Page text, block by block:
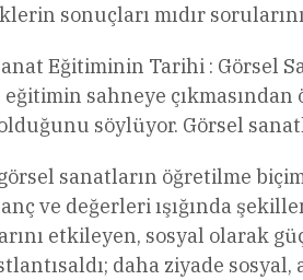
sonuçları mıdır
Eğitiminin Tarihi : Görsel
sahneye
söylüyor. Görsel
sanatların öğretilme
ve değerleri ışığında
etkileyen, sosyal olarak
daha ziyade